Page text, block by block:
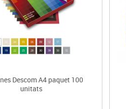
Descom A4 paquet 100
unitats